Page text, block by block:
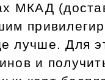
МКАД
лучше. Для
и